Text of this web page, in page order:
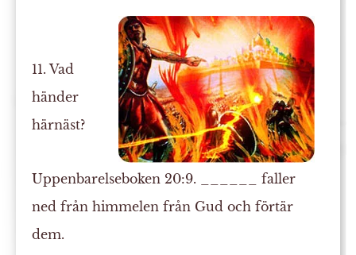
11. Vad
händer
härnäst?
Uppenbarelseboken 20:9. ______ faller
ned från himmelen från Gud ochförtär
dem.